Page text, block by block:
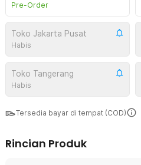
Pre-Order
Toko Jakarta Pusat
Habis
Toko Tangerang
Habis
Tersedia bayar di tempat (COD)
Rincian Produk